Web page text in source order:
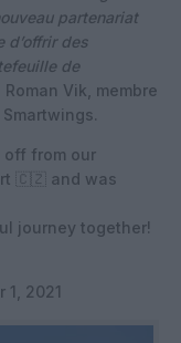
partenariat
d’offrir des
de
Vik, membre
off from our
🇨🇿 and was
journey together!
1, 2021